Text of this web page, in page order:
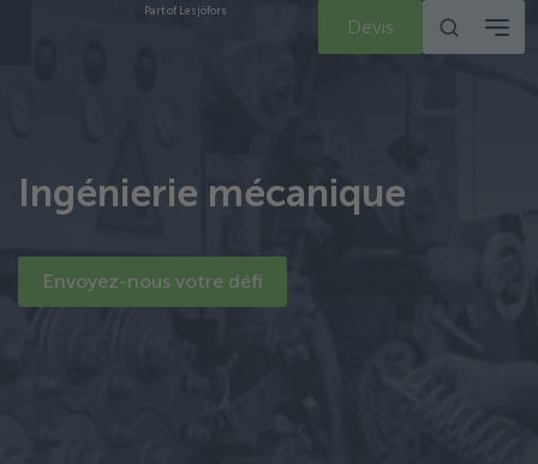
Part of Lesjöfors
Devis
Ingénierie mécanique
Envoyez-nous votre défi